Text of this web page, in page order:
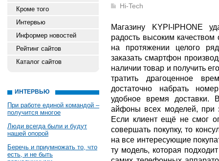
Кроме того
Интервью
Информер новостей
Рейтинг сайтов
Каталог сайтов
ИНТЕРВЬЮ
При работе единой командой –
получится многое
Люди всегда были и будут
нашей опорой
Беречь и приумножать то, что
есть, и не быть
Hi-Tech
Магазину KYPI-IPHONE
радость высоким
на протяжении целого
заказать смартфон
наличии товар и получить
тратить драгоценное
достаточно набрать
удобное время доставки.
айфоны всех моделей,
Если клиент ещё не смог
совершать покупку, то
на все интересующие
ту модель, которая